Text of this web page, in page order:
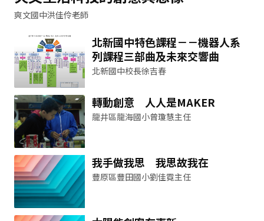
爽文國中洪佳伶老師
北新國中特色課程－－機器人系
列課程三部曲及未來交響曲
北新國中校長徐吉春
轉動創意 人人是MAKER
龍井區龍海國小曾瓊慧主任
我手做我思 我思故我在
豐原區豐田國小劉佳霓主任